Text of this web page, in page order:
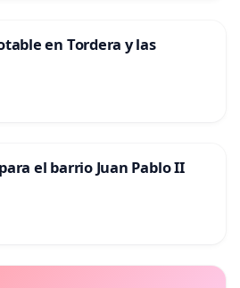
en Tordera y las
el barrio Juan Pablo II